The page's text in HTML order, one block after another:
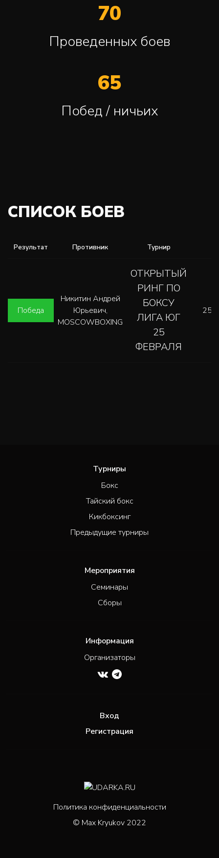
70
Проведенных боев
65
Побед / ничьих
СПИСОК БОЕВ
Результат Противник Турнир
Победа
Никитин Андрей
Юрьевич,
MOSCOWBOXING
ОТКРЫТЫЙ
РИНГ ПО
БОКСУ
ЛИГА ЮГ
25
ФЕВРАЛЯ
Турниры
Бокс
Тайский бокс
Кикбоксинг
Предыдущие турниры
Мероприятия
Семинары
Сборы
Информация
Организаторы
Вход
Регистрация
Политика конфиденциальности
© Max Kryukov 2022